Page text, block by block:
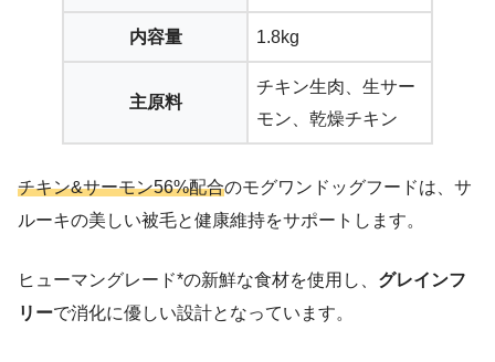
内容量 1.8kg
主原料
チキン生肉、生サー
モン、乾燥チキン
チキン&サーモン56%配合のモグワンドッグフードは、サ
ルーキの美しい被毛と健康維持をサポートします。
ヒューマングレード*の新鮮な食材を使用し、 グレインフ
リーで消化に優しい設計となっています。